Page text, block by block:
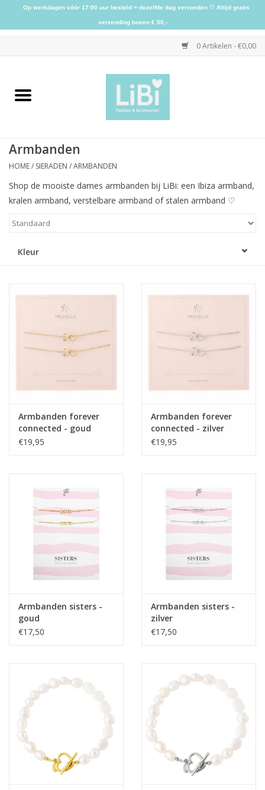
0 Artikelen - €0,00
Home
Schoenen
Sieraden
Accessoires
Armbanden
HOME/ SIERADEN /ARMBANDEN
Shop de mooiste dames armbanden bij LiBi: een Ibiza armband,
kralen armband, verstelbare armband of stalen armband ♡
Kleur
Armbanden forever
connected - goud
€19,95
Armbanden forever
connected - zilver
€19,95
Armbanden sisters -
goud
€17,50
Armbanden sisters -
zilver
€17,50
Op werkdagen vóór 17:00 uur besteld = dezelfde dag verzonden ♡ Altijd gratis
verzending boven € 50,-